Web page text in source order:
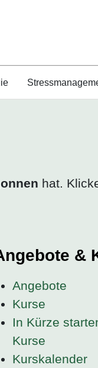
hat.
&
Angebote
Kurse
In Kürze
Kurse
Kurskalender